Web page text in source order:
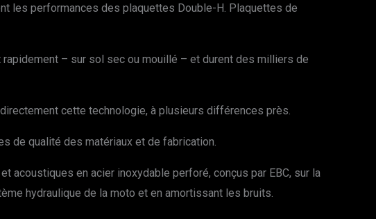
les performances des plaquettes Double-H. Plaquettes de
rapidement – sur sol sec ou mouillé – et durent des milliers de
cette technologie, à plusieurs différences près.
de qualité des matériaux et de fabrication.
en acier inoxydable perforé, conçus par EBC, sur la
hydraulique de la moto et en amortissant les bruits.